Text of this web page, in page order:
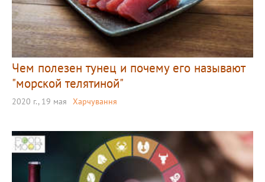
Чем полезен тунец и почему его называют
"морской телятиной"
2020 г., 19 мая Харчування